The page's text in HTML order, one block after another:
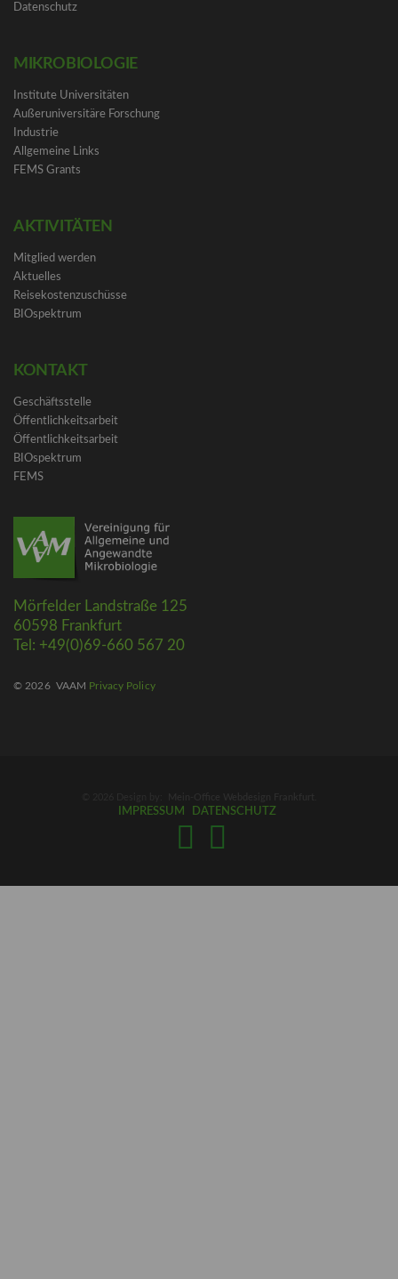
Datenschutz
MIKROBIOLOGIE
Institute Universitäten
Außeruniversitäre Forschung
Industrie
Allgemeine Links
FEMS Grants
AKTIVITÄTEN
Mitglied werden
Aktuelles
Reisekostenzuschüsse
BIOspektrum
KONTAKT
Geschäftsstelle
Öffentlichkeitsarbeit
Öffentlichkeitsarbeit
BIOspektrum
FEMS
Mörfelder Landstraße 125
60598 Frankfurt
Tel: +49(0)69-660 567 20
© 2026 VAAM Privacy Policy
IMPRESSUM DATENSCHUTZ